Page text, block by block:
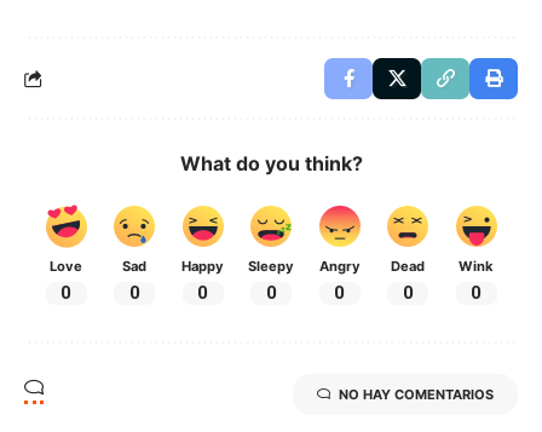
What do you think?
Love
0
Sad
0
Happy
0
Sleepy
0
Angry
0
Dead
0
Wink
0
NO HAY COMENTARIOS